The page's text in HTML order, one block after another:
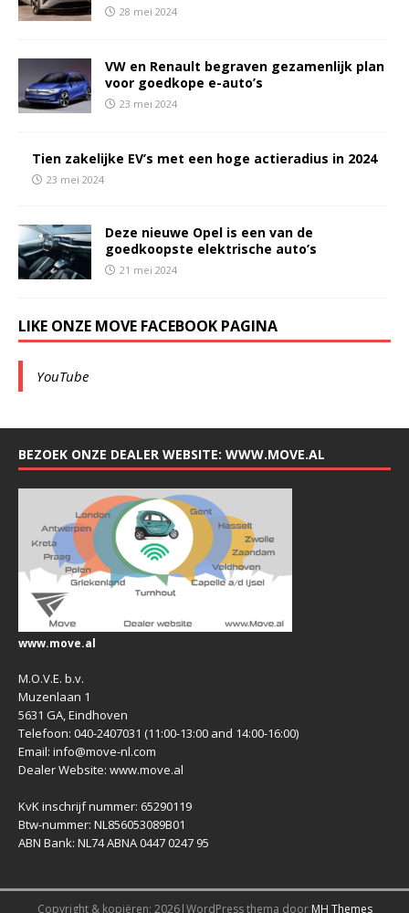
28 mei 2024
VW en Renault begraven gezamenlijk plan
voor goedkope e-auto’s
23 mei 2024
Tien zakelijke EV’s met een hoge actieradius in 2024
23 mei 2024
Deze nieuwe Opel is een van de
goedkoopste elektrische auto’s
21 mei 2024
LIKE ONZE MOVE FACEBOOK PAGINA
YouTube
BEZOEK ONZE DEALER WEBSITE: WWW.MOVE.AL
www.move.al
M.O.V.E. b.v.
Muzenlaan 1
5631 GA, Eindhoven
Telefoon: 040-2407031 (11:00-13:00 and 14:00-16:00)
Email: info@move-nl.com
Dealer Website: www.move.al
KvK inschrijf nummer: 65290119
Btw-nummer: NL856053089B01
ABN Bank: NL74 ABNA 0447 0247 95
Copyright & kopiëren; 2026|WordPress thema door MH Themes